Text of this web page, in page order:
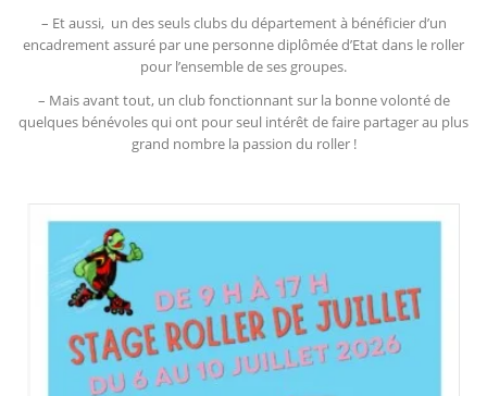
– Et aussi, un des seuls clubs du département à bénéficier d’un
encadrement assuré par une personne diplômée d’Etat dans le roller
pour l’ensemble de ses groupes.
– Mais avant tout, un club fonctionnant sur la bonne volonté de
quelques bénévoles qui ont pour seul intérêt de faire partager au plus
grand nombre la passion du roller !